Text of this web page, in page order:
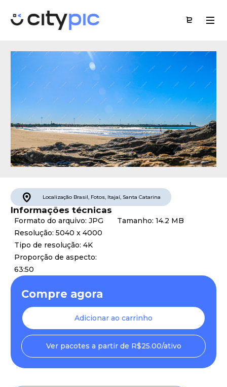
Localização Brasil, Fotos, Itajaí, Santa Catarina
Informações técnicas
Formato do arquivo: JPG
Resolução: 5040 x 4000
Tipo de resolução: 4K
Proporção de aspecto:
63:50
Tamanho: 14.2 MB
Compre agora
Adicionar ao carrinho
Ver pacotes a partir de R$25.00/ativo